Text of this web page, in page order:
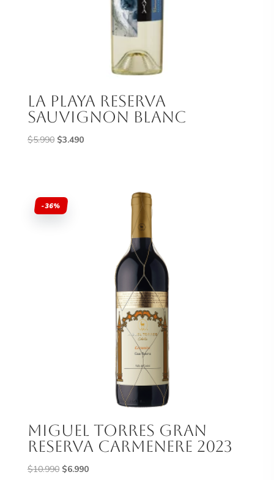
la playa reserva
sauvignon blanc
$5.990 El
$5.990.
$3.490El
-36%
Miguel Torres Gran
Reserva Carmenere 2023
$10.990 El
$6.990El